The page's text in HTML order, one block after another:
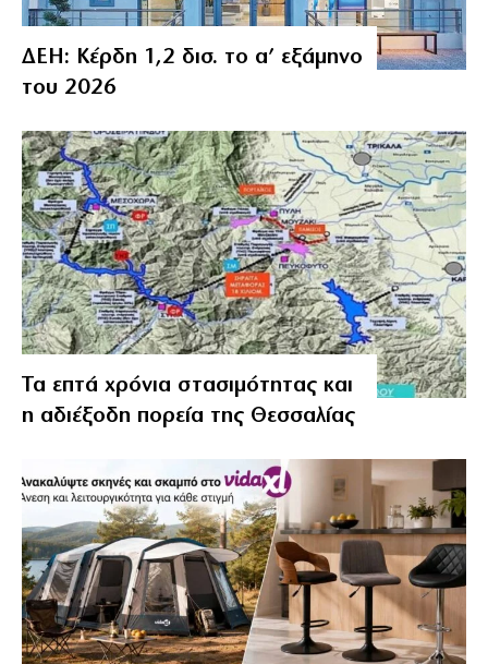
ΔΕΗ: Κέρδη 1,2 δισ. το α’ εξάμηνο
του 2026
Τα επτά χρόνια στασιμότητας και
η αδιέξοδη πορεία της Θεσσαλίας